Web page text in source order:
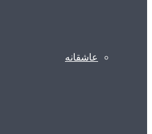
عاشقانه